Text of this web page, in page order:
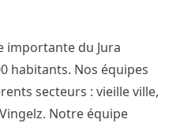
importante du Jura
habitants. Nos équipes
secteurs : vieille ville,
Notre équipe